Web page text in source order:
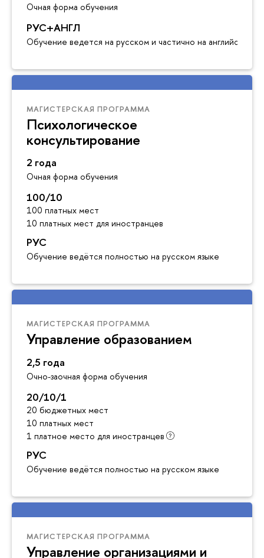
Очная форма обучения
РУС+АНГЛ
Обучение ведется на русском и частично на английском
МАГИСТЕРСКАЯ ПРОГРАММА
Психологическое
консультирование
2 года
Очная форма обучения
100/10
100 платных мест
10 платных мест для иностранцев
РУС
Обучение ведётся полностью на русском языке
МАГИСТЕРСКАЯ ПРОГРАММА
Управление образованием
2,5 года
Очно-заочная форма обучения
20/10/1
20 бюджетных мест
10 платных мест
1 платное место для иностранцев
РУС
Обучение ведётся полностью на русском языке
МАГИСТЕРСКАЯ ПРОГРАММА
Управление организациями и